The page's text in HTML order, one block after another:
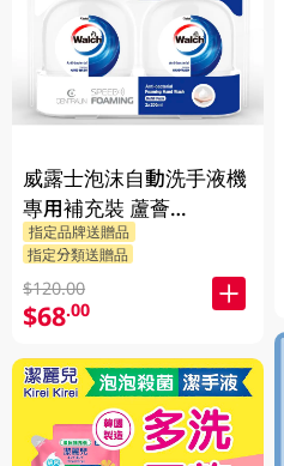
威露士泡沫自動洗手液機
專用補充裝 蘆薈
2X350ML
指定品牌送贈品
指定分類送贈品
$120.00
$68.00